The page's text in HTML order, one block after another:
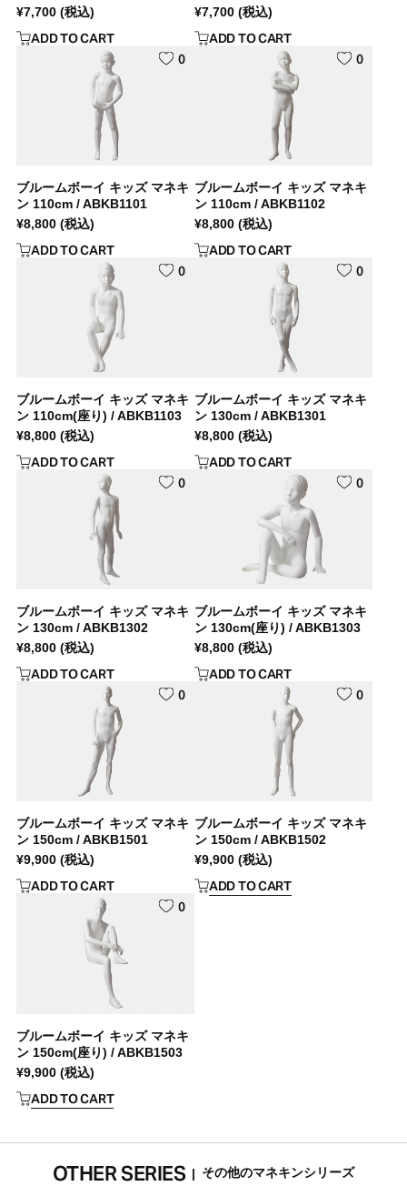
¥7,700 (税込)
ADD TO CART
¥7,700 (税込)
ADD TO CART
ブルームボーイ キッズ マネキ
ン 110cm / ABKB1101
¥8,800 (税込)
ADD TO CART
0
ブルームボーイ キッズ マネキ
ン 110cm / ABKB1102
¥8,800 (税込)
ADD TO CART
0
ブルームボーイ キッズ マネキ
ン 110cm(座り) / ABKB1103
¥8,800 (税込)
ADD TO CART
0
ブルームボーイ キッズ マネキ
ン 130cm / ABKB1301
¥8,800 (税込)
ADD TO CART
0
ブルームボーイ キッズ マネキ
ン 130cm / ABKB1302
¥8,800 (税込)
ADD TO CART
0
ブルームボーイ キッズ マネキ
ン 130cm(座り) / ABKB1303
¥8,800 (税込)
ADD TO CART
0
ブルームボーイ キッズ マネキ
ン 150cm / ABKB1501
¥9,900 (税込)
ADD TO CART
0
ブルームボーイ キッズ マネキ
ン 150cm / ABKB1502
¥9,900 (税込)
ADD TO CART
0
ブルームボーイ キッズ マネキ
ン 150cm(座り) / ABKB1503
¥9,900 (税込)
ADD TO CART
0
OTHER SERIES | その他のマネキンシリーズ